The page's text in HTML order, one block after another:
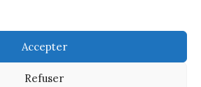
Accepter
Refuser
des cookies